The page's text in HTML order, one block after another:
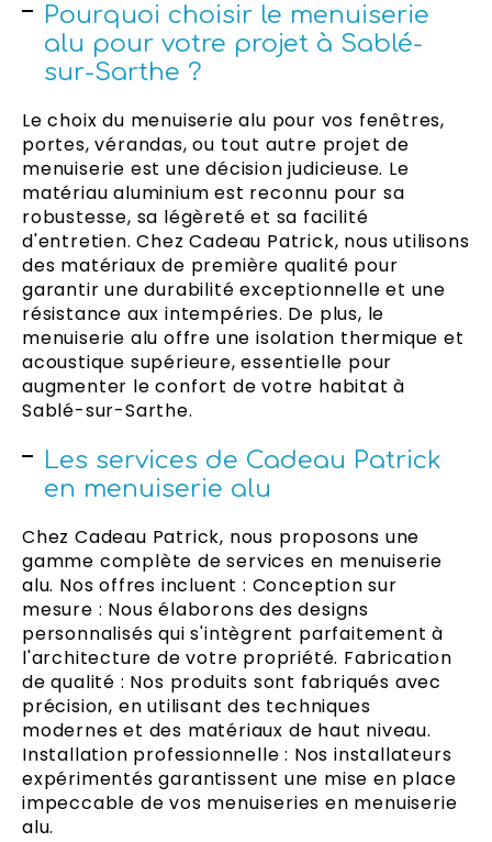
Pourquoi choisir le menuiserie
alu pour votre projet à Sablé-
sur-Sarthe ?
Le choix du menuiserie alu pour vos fenêtres,
portes, vérandas, ou tout autre projet de
menuiserie est une décision judicieuse. Le
matériau aluminium est reconnu pour sa
robustesse, sa légèreté et sa facilité
d'entretien. Chez Cadeau Patrick, nous utilisons
des matériaux de première qualité pour
garantir une durabilité exceptionnelle et une
résistance aux intempéries. De plus, le
menuiserie alu offre une isolation thermique et
acoustique supérieure, essentielle pour
augmenter le confort de votre habitat à
Sablé-sur-Sarthe.
Les services de Cadeau Patrick
en menuiserie alu
Chez Cadeau Patrick, nous proposons une
gamme complète de services en menuiserie
alu. Nos offres incluent : Conception sur
mesure : Nous élaborons des designs
personnalisés qui s'intègrent parfaitement à
l'architecture de votre propriété. Fabrication
de qualité : Nos produits sont fabriqués avec
précision, en utilisant des techniques
modernes et des matériaux de haut niveau.
Installation professionnelle : Nos installateurs
expérimentés garantissent une mise en place
impeccable de vos menuiseries en menuiserie
alu.